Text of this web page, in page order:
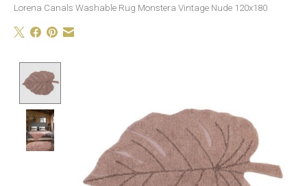
Lorena Canals Washable Rug Monstera Vintage Nude 120x180